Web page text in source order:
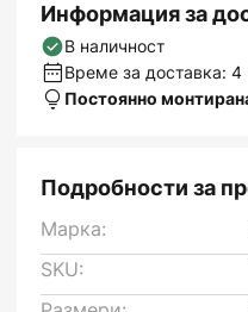
Информация за
В наличност
Време за доставка: 4
Постоянно
Подробности за
Марка:
SKU: